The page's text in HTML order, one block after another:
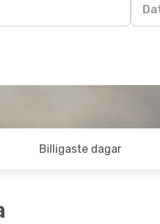
Billigaste dagar